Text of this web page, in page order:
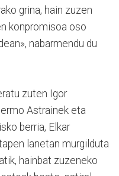
grina, hain zuzen
konpromisoa oso
nabarmendu du
zuten Igor
Astrainek eta
berria, Elkar
lanetan murgilduta
hainbat zuzeneko